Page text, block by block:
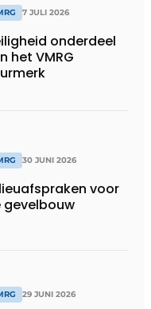
7 JULI 2026
onderdeel
het VMRG
30 JUNI 2026
voor
gevelbouw
29 JUNI 2026